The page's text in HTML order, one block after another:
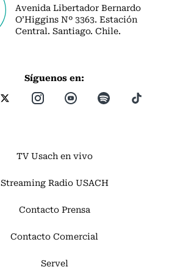
Avenida Libertador Bernardo
O’Higgins Nº 3363. Estación
Central. Santiago. Chile.
Síguenos en:
TV Usach en vivo
Streaming Radio USACH
Contacto Prensa
Contacto Comercial
Servel